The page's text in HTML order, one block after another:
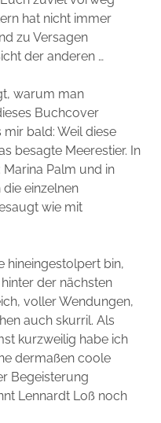
hat nicht immer
zu Versagen
der anderen …
warum man
Buchcover
bald: Weil diese
besagte Meerestier. In
Marina Palm und in
einzelnen
wie mit
hineingestolpert bin,
der nächsten
voller Wendungen,
auch skurril. Als
kurzweilig habe ich
dermaßen coole
Begeisterung
Lennardt Loß noch